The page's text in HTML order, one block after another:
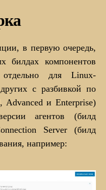
в первую очередь,
билдах компонентов
для Linux-
с разбивкой по
Advanced и Enterprise)
агентов (билд
Server (билд
например: